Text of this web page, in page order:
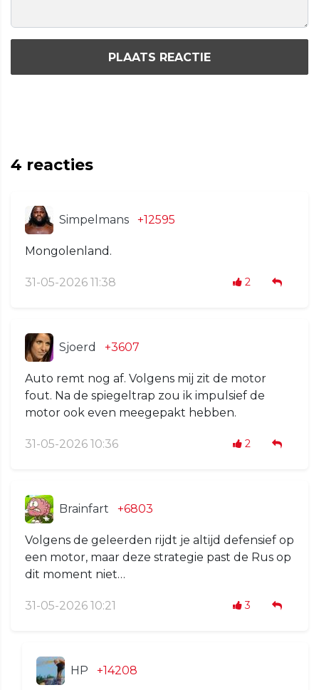
PLAATS REACTIE
4 reacties
Simpelmans +12595
Mongolenland.
31-05-2026 11:38 2
Sjoerd +3607
Auto remt nog af. Volgens mij zit de motor
fout. Na de spiegeltrap zou ik impulsief de
motor ook even meegepakt hebben.
31-05-2026 10:36 2
Brainfart +6803
Volgens de geleerden rijdt je altijd defensief op
een motor, maar deze strategie past de Rus op
dit moment niet…
31-05-2026 10:21 3
HP +14208